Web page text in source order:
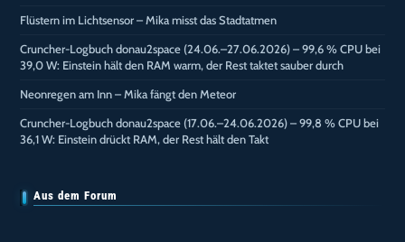
Flüstern im Lichtsensor – Mika misst das Stadtatmen
Cruncher-Logbuch donau2space (24.06.–27.06.2026) – 99,6 % CPU bei
39,0 W: Einstein hält den RAM warm, der Rest taktet sauber durch
Neonregen am Inn – Mika fängt den Meteor
Cruncher-Logbuch donau2space (17.06.–24.06.2026) – 99,8 % CPU bei
36,1 W: Einstein drückt RAM, der Rest hält den Takt
Aus dem Forum